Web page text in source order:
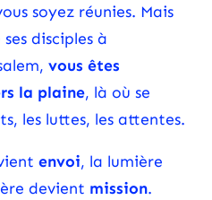
soyez réunies. Mais
disciples à
vous êtes
la plaine, là où se
les luttes, les attentes.
envoi, la lumière
devient mission.